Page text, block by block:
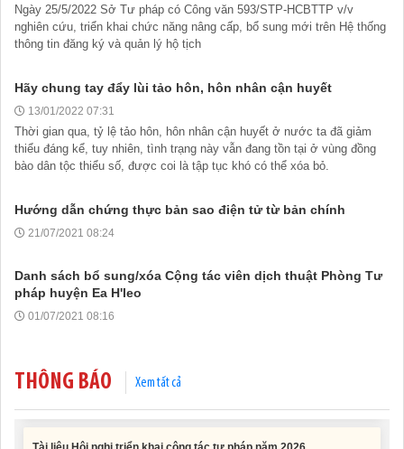
Ngày 25/5/2022 Sở Tư pháp có Công văn 593/STP-HCBTTP v/v
nghiên cứu, triển khai chức năng nâng cấp, bổ sung mới trên Hệ thống
thông tin đăng ký và quản lý hộ tịch
Hãy chung tay đẩy lùi tảo hôn, hôn nhân cận huyết
13/01/2022 07:31
Thời gian qua, tỷ lệ tảo hôn, hôn nhân cận huyết ở nước ta đã giảm
thiểu đáng kể, tuy nhiên, tình trạng này vẫn đang tồn tại ở vùng đồng
bào dân tộc thiểu số, được coi là tập tục khó có thể xóa bỏ.
Hướng dẫn chứng thực bản sao điện tử từ bản chính
21/07/2021 08:24
Danh sách bổ sung/xóa Cộng tác viên dịch thuật Phòng Tư
pháp huyện Ea H'leo
01/07/2021 08:16
THÔNG BÁO Xem tất cả
11/02/2026 08:45:12
12/01/2026 14:30:21